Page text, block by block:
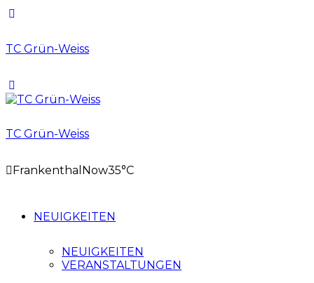
TC Grün-Weiss
TC Grün-Weiss
Frankenthal Now35°C
NEUIGKEITEN
NEUIGKEITEN
VERANSTALTUNGEN